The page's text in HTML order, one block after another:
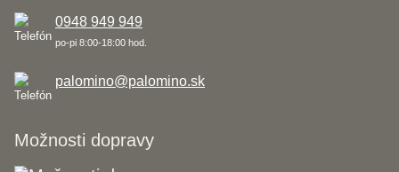
0948 949 949
po-pi 8:00-18:00 hod.
palomino@palomino.sk
Možnosti dopravy